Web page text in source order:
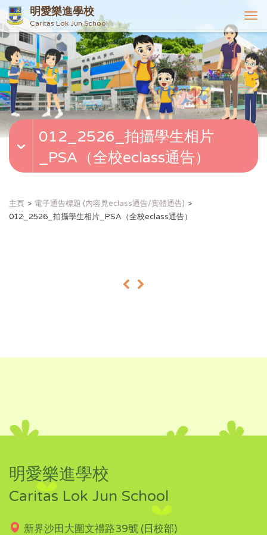
明愛樂進學校
Caritas Lok Jun School
T
o
g
g
l
e
n
v
012_2526_拍攝學生相片
_PSA（全校eclass通告）
主頁
電子通告標題 (內容見eclass通告/實體通告)
012_2526_拍攝學生相片_PSA（全校eclass通告）
« »
明愛樂進學校
Caritas Lok Jun School
新界沙田大圍文禮路39號 (日校部)